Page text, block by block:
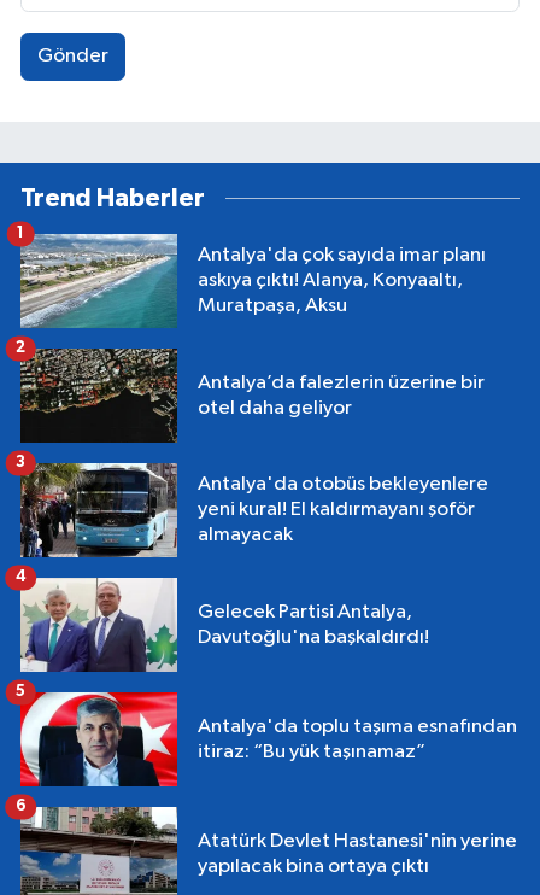
Gönder
Trend Haberler
Antalya'da çok sayıda imar planı
askıya çıktı! Alanya, Konyaaltı,
Muratpaşa, Aksu
1
Antalya’da falezlerin üzerine bir
otel daha geliyor
2
Antalya'da otobüs bekleyenlere
yeni kural! El kaldırmayanı şoför
almayacak
3
Gelecek Partisi Antalya,
Davutoğlu'na başkaldırdı!
4
Antalya'da toplu taşıma esnafından
itiraz: “Bu yük taşınamaz”
5
Atatürk Devlet Hastanesi'nin yerine
yapılacak bina ortaya çıktı
6